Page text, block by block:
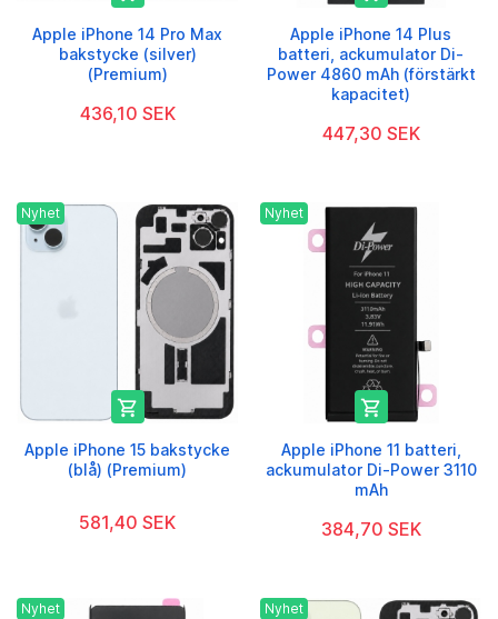
Apple iPhone 14 Pro Max
bakstycke (silver)
(Premium)
436,10 SEK
Apple iPhone 14 Plus
batteri, ackumulator Di-
Power 4860 mAh (förstärkt
kapacitet)
447,30 SEK
Nyhet

Apple iPhone 15 bakstycke
(blå) (Premium)
581,40 SEK
Nyhet

Apple iPhone 11 batteri,
ackumulator Di-Power 3110
mAh
384,70 SEK
Nyhet Nyhet